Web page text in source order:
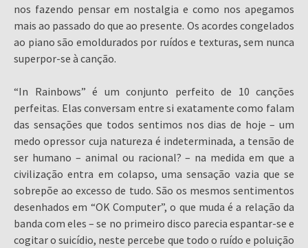
nos fazendo pensar em nostalgia e como nos apegamos
mais ao passado do que ao presente. Os acordes congelados
ao piano são emoldurados por ruídos e texturas, sem nunca
superpor-se à canção.
“In Rainbows” é um conjunto perfeito de 10 canções
perfeitas. Elas conversam entre si exatamente como falam
das sensações que todos sentimos nos dias de hoje – um
medo opressor cuja natureza é indeterminada, a tensão de
ser humano – animal ou racional? – na medida em que a
civilização entra em colapso, uma sensação vazia que se
sobrepõe ao excesso de tudo. São os mesmos sentimentos
desenhados em “OK Computer”, o que muda é a relação da
banda com eles – se no primeiro disco parecia espantar-se e
cogitar o suicídio, neste percebe que todo o ruído e poluição